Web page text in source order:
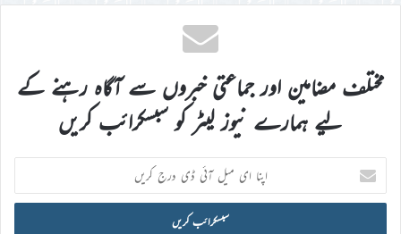
مختلف مضامین اور جماعتی خبروں سے آگاہ رہنے کے
لیے ہمارے نیوز لیٹر کو سبسکرائب کریں
اپنا
ای
میل